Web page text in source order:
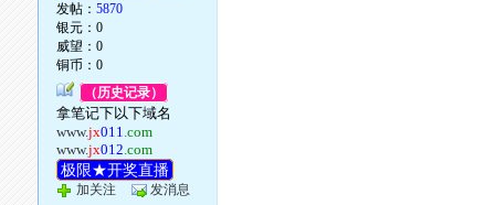
发帖：5870
银元：0
威望：0
铜币：0
（历史记录）
拿笔记下以下域名
www.jx011.com
www.jx012.com
极限★开奖直播
加关注 发消息